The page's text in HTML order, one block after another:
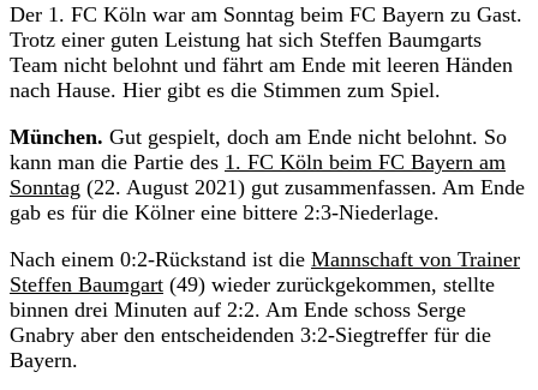
Der 1. FC Köln war am Sonntag beim FC Bayern zu Gast.
Trotz einer guten Leistung hat sich Steffen Baumgarts
Team nicht belohnt und fährt am Ende mit leeren Händen
nach Hause. Hier gibt es die Stimmen zum Spiel.
München. Gut gespielt, doch am Ende nicht belohnt. So
kann man die Partie des 1. FC Köln beim FC Bayern am
Sonntag (22. August 2021) gut zusammenfassen. Am Ende
gab es für die Kölner eine bittere 2:3-Niederlage.
Nach einem 0:2-Rückstand ist die Mannschaft von Trainer
Steffen Baumgart (49) wieder zurückgekommen, stellte
binnen drei Minuten auf 2:2. Am Ende schoss Serge
Gnabry aber den entscheidenden 3:2-Siegtreffer für die
Bayern.